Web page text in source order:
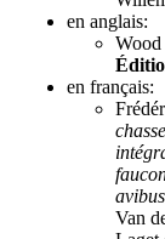
en anglais:
Wood
en français:
Van